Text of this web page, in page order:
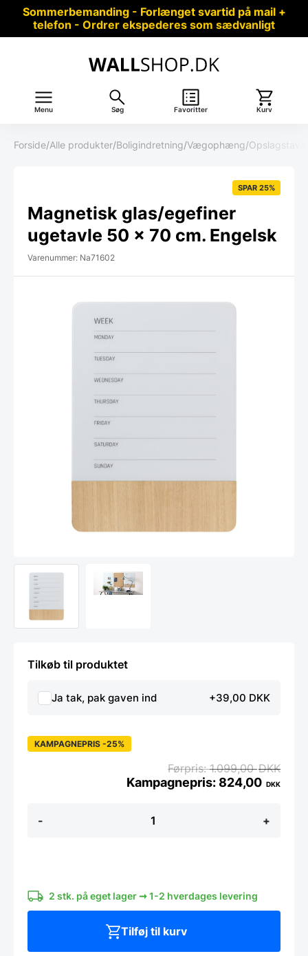
Sommerbemanding - Forlænget svartid på mail +
telefon - Ordrer ekspederes som sædvanligt
Menu Søg Favoritter Kurv
Forside/Alle produkter/Boligindretning/Vægophæng/
SPAR 25%
Magnetisk glas/egefiner
ugetavle 50 x 70 cm. Engelsk
Varenummer: Na71602
Tilkøb til produktet
Ja tak, pak gaven ind +39,00 DKK
-
glas/egefiner
Engelsk
antal
+
KAMPAGNEPRIS -25%
1.099,00DKK
824,00 DKK
2 stk. på eget lager ➞ 1-2 hverdages levering
Tilføj til kurv